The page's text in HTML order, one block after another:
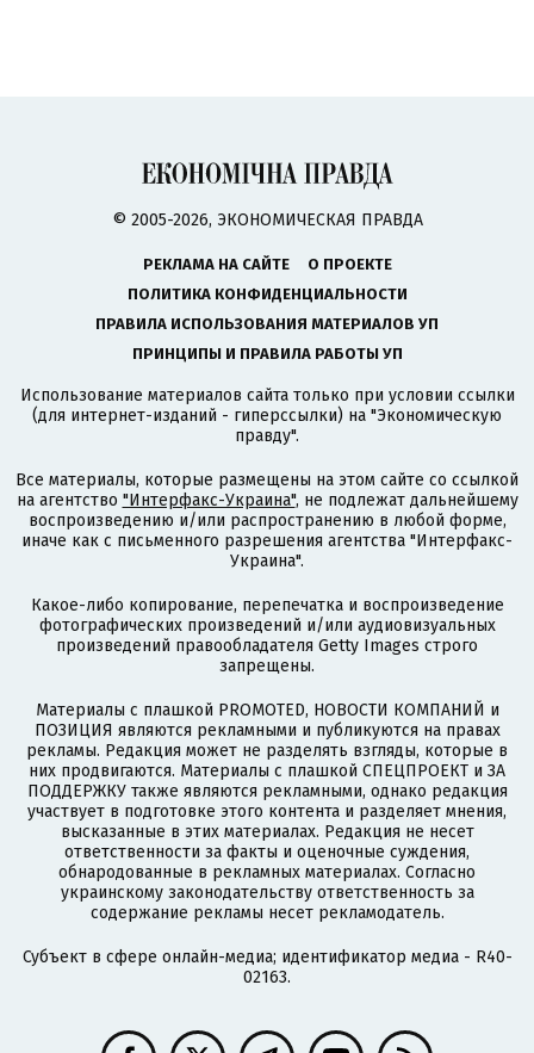
© 2005-2026, ЭКОНОМИЧЕСКАЯ ПРАВДА
РЕКЛАМА НА САЙТЕ
О ПРОЕКТЕ
ПОЛИТИКА КОНФИДЕНЦИАЛЬНОСТИ
ПРАВИЛА ИСПОЛЬЗОВАНИЯ МАТЕРИАЛОВ УП
ПРИНЦИПЫ И ПРАВИЛА РАБОТЫ УП
Использование материалов сайта только при условии ссылки
(для интернет-изданий - гиперссылки) на "Экономическую
правду".
Все материалы, которые размещены на этом сайте со ссылкой
на агентство "Интерфакс-Украина", не подлежат дальнейшему
воспроизведению и/или распространению в любой форме,
иначе как с письменного разрешения агентства "Интерфакс-
Украина".
Какое-либо копирование, перепечатка и воспроизведение
фотографических произведений и/или аудиовизуальных
произведений правообладателя Getty Images строго
запрещены.
Материалы с плашкой PROMOTED, НОВОСТИ КОМПАНИЙ и
ПОЗИЦИЯ являются рекламными и публикуются на правах
рекламы. Редакция может не разделять взгляды, которые в
них продвигаются. Материалы с плашкой СПЕЦПРОЕКТ и ЗА
ПОДДЕРЖКУ также являются рекламными, однако редакция
участвует в подготовке этого контента и разделяет мнения,
высказанные в этих материалах. Редакция не несет
ответственности за факты и оценочные суждения,
обнародованные в рекламных материалах. Согласно
украинскому законодательству ответственность за
содержание рекламы несет рекламодатель.
Субъект в сфере онлайн-медиа; идентификатор медиа - R40-
02163.